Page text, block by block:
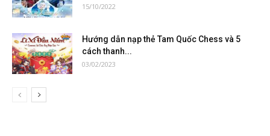
15/10/2022
Hướng dẫn nạp thẻ Tam Quốc Chess và 5
cách thanh...
03/02/2023